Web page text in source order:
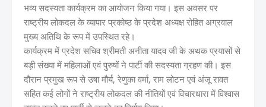
भव्य सदस्यता कार्यक्रम का आयोजन किया गया। इस अवसर पर
राष्ट्रीय लोकदल के व्यापार प्रकोष्ठ के प्रदेश अध्यक्ष रोहित अग्रवाल
मुख्य अतिथि के रूप में उपस्थित रहे।
कार्यक्रम में प्रदेश सचिव श्रीमती अनीता यादव जी के अथक प्रयासों से
बड़ी संख्या में महिलाओं एवं पुरुषों ने पार्टी की सदस्यता ग्रहण की। इस
दौरान प्रमुख रूप से उषा मौर्य, रेणुका वर्मा, राम लोटन एवं अंजू रावत
सहित कई लोगों ने राष्ट्रीय लोकदल की नीतियों एवं विचारधारा में विश्वास